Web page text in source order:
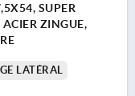
SUPER
ZINGUE,
LATÉRAL